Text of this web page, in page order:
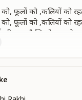
फूलों को ,कलियों को
फूलों को ,कलियों को
पाया है जिसने प्यार तेरा
करे जग पूजा तुम्हारी ओ